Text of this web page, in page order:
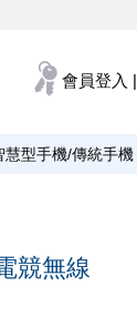
會員登入 |
慧型手機/傳統手機
競無線